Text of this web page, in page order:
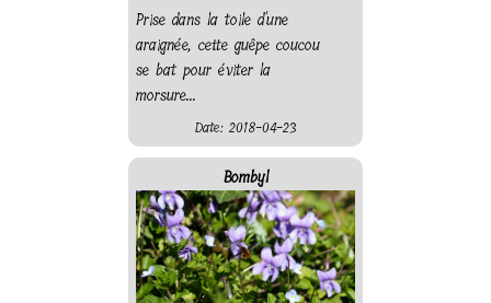
Prise dans la toile d'une
araignée, cette guêpe coucou
se bat pour éviter la
morsure...
Date: 2018-04-23
Bombyl